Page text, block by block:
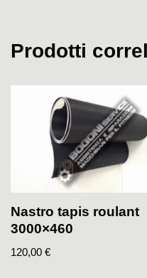
Prodotti
Nastro tapis roulant
3000×460
120,00 €